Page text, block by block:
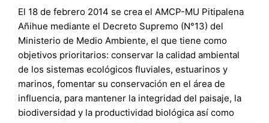
El 18 de febrero 2014 se crea el AMCP-MU Pitipalena
Añihue mediante el Decreto Supremo (N°13) del
Ministerio de Medio Ambiente, el que tiene como
objetivos prioritarios: conservar la calidad ambiental
de los sistemas ecológicos fluviales, estuarinos y
marinos, fomentar su conservación en el área de
influencia, para mantener la integridad del paisaje, la
biodiversidad y la productividad biológica así como